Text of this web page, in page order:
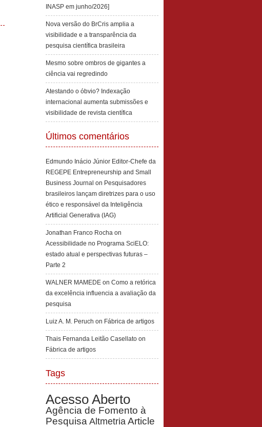
INASP em junho/2026]
Nova versão do BrCris amplia a
visibilidade e a transparência da
pesquisa científica brasileira
Mesmo sobre ombros de gigantes a
ciência vai regredindo
Atestando o óbvio? Indexação
internacional aumenta submissões e
visibilidade de revista científica
Últimos comentários
Edmundo Inácio Júnior Editor-Chefe da
REGEPE Entrepreneurship and Small
Business Journal on Pesquisadores
brasileiros lançam diretrizes para o uso
ético e responsável da Inteligência
Artificial Generativa (IAG)
Jonathan Franco Rocha on
Acessibilidade no Programa SciELO:
estado atual e perspectivas futuras –
Parte 2
WALNER MAMEDE on Como a retórica
da excelência influencia a avaliação da
pesquisa
Luiz A. M. Peruch on Fábrica de artigos
Thais Fernanda Leitão Casellato on
Fábrica de artigos
Tags
Acesso Aberto
Agência de Fomento à
Pesquisa Altmetria Article